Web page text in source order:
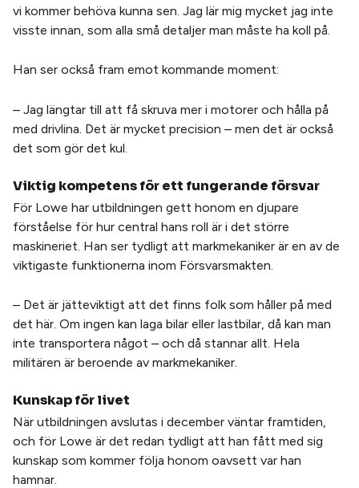
vi kommer behöva kunna sen. Jag lär mig mycket jag inte
visste innan, som alla små detaljer man måste ha koll på.
Han ser också fram emot kommande moment:
– Jag längtar till att få skruva mer i motorer och hålla på
med drivlina. Det är mycket precision – men det är också
det som gör det kul.
Viktig kompetens för ett fungerande försvar
För Lowe har utbildningen gett honom en djupare
förståelse för hur central hans roll är i det större
maskineriet. Han ser tydligt att markmekaniker är en av de
viktigaste funktionerna inom Försvarsmakten.
– Det är jätteviktigt att det finns folk som håller på med
det här. Om ingen kan laga bilar eller lastbilar, då kan man
inte transportera något – och då stannar allt. Hela
militären är beroende av markmekaniker.
Kunskap för livet
När utbildningen avslutas i december väntar framtiden,
och för Lowe är det redan tydligt att han fått med sig
kunskap som kommer följa honom oavsett var han
hamnar.